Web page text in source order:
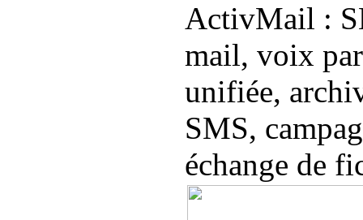
ActivMail :
mail, voix
unifiée,
SMS,
échange de